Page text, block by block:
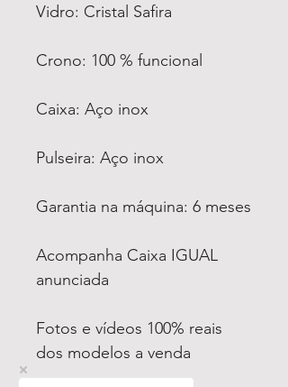
Vidro: Cristal Safira
Crono: 100 % funcional
Caixa: Aço inox
Pulseira: Aço inox
Garantia na máquina: 6 meses
Acompanha Caixa IGUAL
anunciada
Fotos e vídeos 100% reais
dos modelos a venda